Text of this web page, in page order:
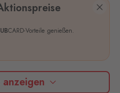
CARD-Vorteile genießen.